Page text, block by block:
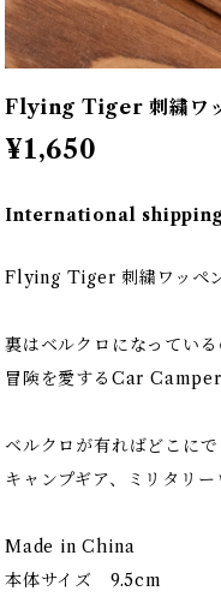
Flying Tiger 刺繍ワ
¥1,650
International
Flying Tiger 刺繍ワッペン
裏はベルクロになってい
冒険を愛するCar Camper
ベルクロが有ればどこにで
キャンプギア、ミリタリー
Made in China
本体サイズ 9.5cm